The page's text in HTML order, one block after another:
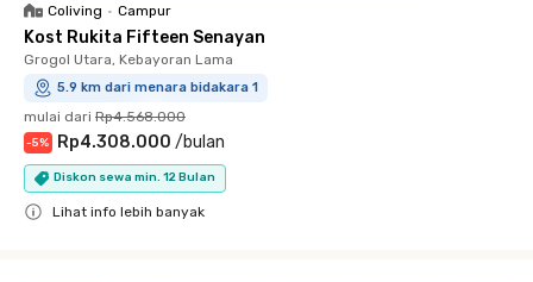
Coliving • Campur
Kost Rukita Fifteen Senayan
Grogol Utara, Kebayoran Lama
5.9 km dari menara bidakara 1
mulai dari Rp4.568.000
-5% Rp4.308.000 /bulan
Diskon sewa min. 12 Bulan
Lihat info lebih banyak